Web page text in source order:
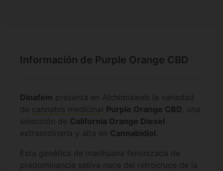
Información de Purple Orange CBD
Dinafem presenta en Alchimiaweb la variedad
de cannabis medicinal Purple Orange CBD , una
selección de California Orange Diesel
extraordinaria y alta en Cannabidiol
Esta genética de marihuana feminizada de
predominancia sativa nace del retrocruce de la